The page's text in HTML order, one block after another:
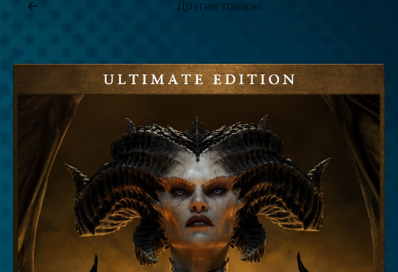
Другие товары
турецким регионом?
верификацию? Что такое TOTP
ключ?
турецким регионом?